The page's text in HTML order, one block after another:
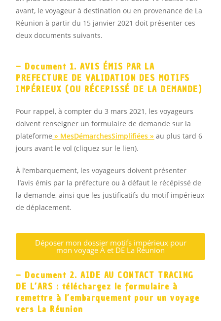
avant, le voyageur à destination ou en provenance de La
Réunion à partir du 15 janvier 2021 doit présenter ces
deux documents suivants.
– Document 1. AVIS ÉMIS PAR LA
PREFECTURE DE VALIDATION DES MOTIFS
IMPÉRIEUX (OU RÉCEPISSÉ DE LA DEMANDE)
Pour rappel, à compter du 3 mars 2021, les voyageurs
doivent renseigner un formulaire de demande sur la
plateforme » MesDémarchesSimplifiées » au plus tard 6
jours avant le vol (cliquez sur le lien).
À l’embarquement, les voyageurs doivent présenter
l’avis émis par la préfecture ou à défaut le récépissé de
la demande, ainsi que les justificatifs du motif impérieux
de déplacement.
Déposer mon dossier motifs impérieux pour
mon voyage À et DE La Réunion
– Document 2. AIDE AU CONTACT TRACING
DE L’ARS : téléchargez le formulaire à
remettre à l’embarquement pour un voyage
vers La Réunion